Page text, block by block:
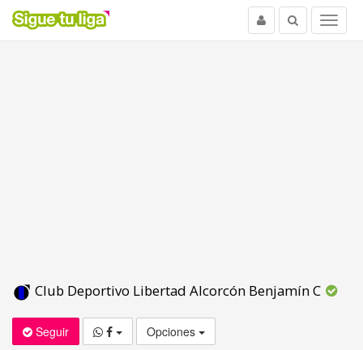
Menu
Buscar
Usuario
Club Deportivo Libertad Alcorcón Benjamín C
Seguir Opciones